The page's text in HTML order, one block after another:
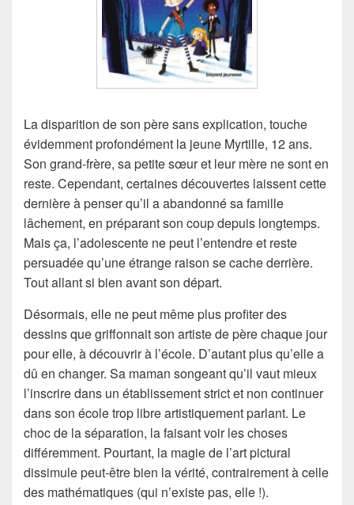
La disparition de son père sans explication, touche
évidemment profondément la jeune Myrtille, 12 ans.
Son grand-frère, sa petite sœur et leur mère ne sont en
reste. Cependant, certaines découvertes laissent cette
dernière à penser qu’il a abandonné sa famille
lâchement, en préparant son coup depuis longtemps.
Mais ça, l’adolescente ne peut l’entendre et reste
persuadée qu’une étrange raison se cache derrière.
Tout allant si bien avant son départ.
Désormais, elle ne peut même plus profiter des
dessins que griffonnait son artiste de père chaque jour
pour elle, à découvrir à l’école. D’autant plus qu’elle a
dû en changer. Sa maman songeant qu’il vaut mieux
l’inscrire dans un établissement strict et non continuer
dans son école trop libre artistiquement parlant. Le
choc de la séparation, la faisant voir les choses
différemment. Pourtant, la magie de l’art pictural
dissimule peut-être bien la vérité, contrairement à celle
des mathématiques (qui n’existe pas, elle !).